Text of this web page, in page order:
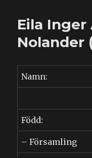
Eila Inger
Nolander
Namn:
Född:
– Församling